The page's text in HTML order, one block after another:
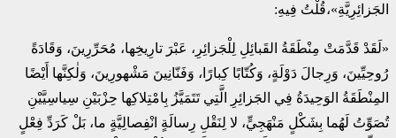
الجَزائِرِيَّةِ»،قُلْتُ فِيهِ:
«لَقَدْ قَدَّمَتْ مِنْطَقَةُ القَبائِلِ لِلْجَزائِرِ، عَبْرَ تارِيخِها، مُحَرِّرِينَ، وَقَادَةً
رُوحِيِّينَ، وَرِجالَ دَوْلَةٍ، وَكُتّابًا كِبارًا، وَفَنّانِينَ مَشْهورِينَ، وَلٰكِنَّها أَيْضًا
المِنْطَقَةُ الوَحِيدَةُ فِي الجَزائِرِ الَّتِي تَتَمَيَّزُ بِامْتِلاكِها حِزْبَيْنِ سِياسِيَّيْنِ
تُصَوِّتُ لَهُما بِشَكْلٍ مَنْهَجِيٍّ، لا لِنَقْلِ رِسالَةٍ انْفِصالِيَّةٍ ما، بَلْ كَرَدِّ فِعْلٍ